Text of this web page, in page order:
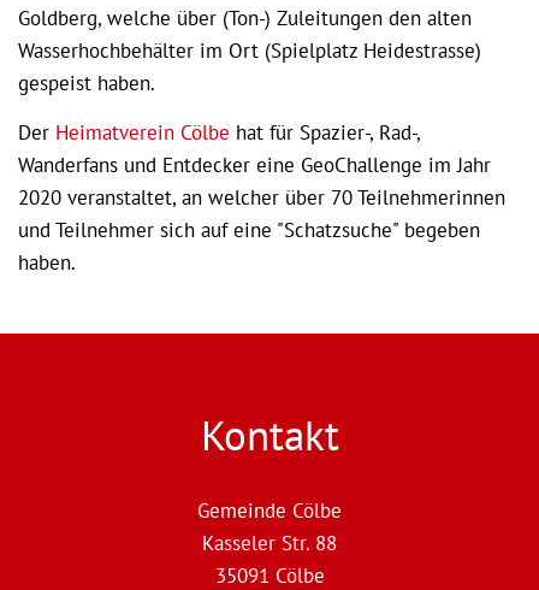
Goldberg, welche über (Ton-) Zuleitungen den alten
Wasserhochbehälter im Ort (Spielplatz Heidestrasse)
gespeist haben.
Der Heimatverein Cölbe hat für Spazier-, Rad-,
Wanderfans und Entdecker eine GeoChallenge im Jahr
2020 veranstaltet, an welcher über 70 Teilnehmerinnen
und Teilnehmer sich auf eine "Schatzsuche" begeben
haben.
Kontakt
Gemeinde Cölbe
Kasseler Str. 88
35091 Cölbe